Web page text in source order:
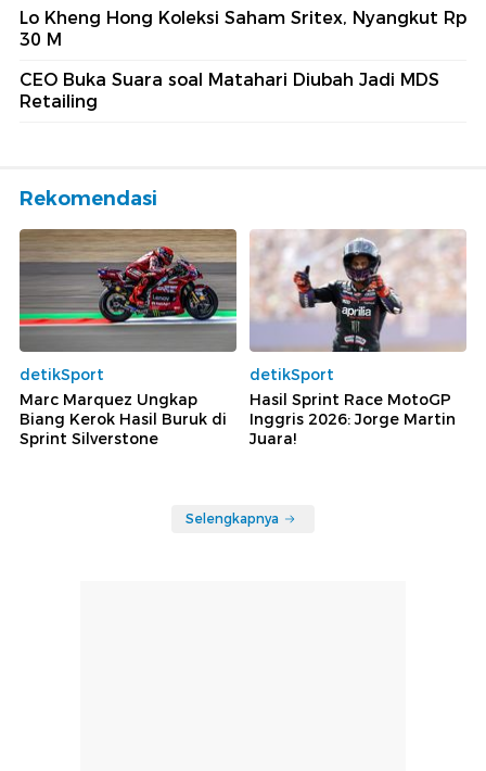
Lo Kheng Hong Koleksi Saham Sritex, Nyangkut Rp
30 M
CEO Buka Suara soal Matahari Diubah Jadi MDS
Retailing
Rekomendasi
detikSport
Marc Marquez Ungkap
Biang Kerok Hasil Buruk di
Sprint Silverstone
detikSport
Hasil Sprint Race MotoGP
Inggris 2026: Jorge Martin
Juara!
Selengkapnya